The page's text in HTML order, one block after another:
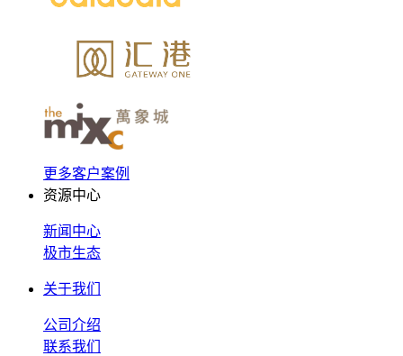
更多客户案例
资源中心
新闻中心
极市生态
关于我们
公司介绍
联系我们